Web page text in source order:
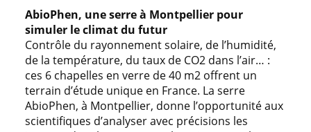
AbioPhen, une serre à Montpellier pour
simuler le climat du futur
Contrôle du rayonnement solaire, de l’humidité,
de la température, du taux de CO2 dans l’air… :
ces 6 chapelles en verre de 40 m2 offrent un
terrain d’étude unique en France. La serre
AbioPhen, à Montpellier, donne l’opportunité aux
scientifiques d’analyser avec précisions les